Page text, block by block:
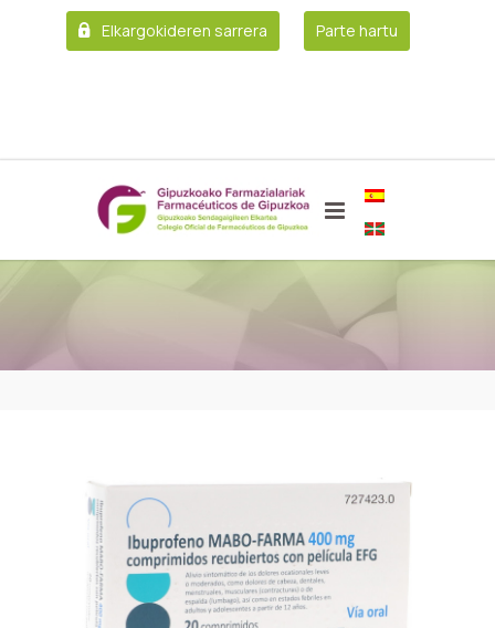
Elkargokideren sarrera Parte hartu